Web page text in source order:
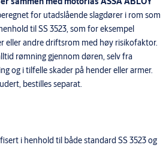
for utadslående slagdører i rom som
til SS 3523, som for eksempel
eller andre driftsrom med høy risikofaktor.
rømning gjennom døren, selv fra
og i tilfelle skader på hender eller armer.
bestilles separat.
i henhold til både standard SS 3523 og